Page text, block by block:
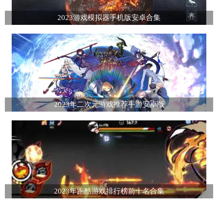
2023游戏模拟器手机版安卓合集
2023年二次元游戏推荐手游安卓版
2023年跑酷游戏排行榜前十名合集